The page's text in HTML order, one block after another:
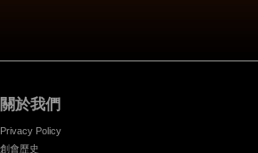
關於我們
Privacy Policy
創會歷史